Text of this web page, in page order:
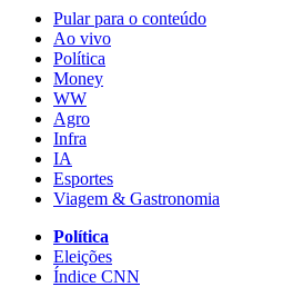
Pular para o conteúdo
Ao vivo
Política
Money
WW
Agro
Infra
IA
Esportes
Viagem & Gastronomia
Política
Eleições
Índice CNN